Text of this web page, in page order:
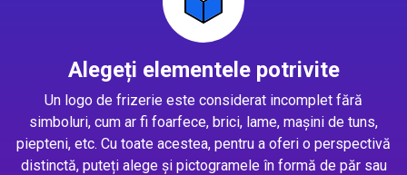
Alegeți elementele potrivite
Un logo de frizerie este considerat incomplet fără
simboluri, cum ar fi foarfece, brici, lame, mașini de tuns,
piepteni, etc. Cu toate acestea, pentru a oferi o perspectivă
distinctă, puteți alege și pictogramele în formă de păr sau